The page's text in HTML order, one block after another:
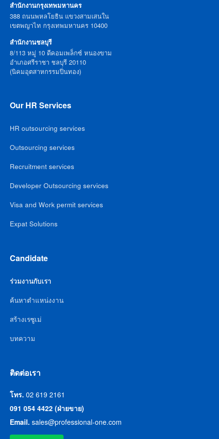
สำนักงานกรุงเทพมหานคร
388 ถนนพหลโยธิน แขวงสามเสนใน
เขตพญาไท กรุงเทพมหานคร 10400
สำนักงานชลบุรี
8/113 หมู่ 10 ดีคอมเพล็กซ์ หนองขาม
อำเภอศรีราชา ชลบุรี 20110
(นิคมอุตสาหกรรมปิ่นทอง)
Our HR Services
HR outsourcing services
Outsourcing services
Recruitment services
Developer Outsourcing services
Visa and Work permit services
Expat Solutions
Candidate
ร่วมงานกับเรา
ค้นหาตำแหน่งงาน
สร้างเรซูเม่
บทความ
ติดต่อเรา
โทร. 02 619 2161
091 054 4422 (ฝ่ายขาย)
Email. sales@professional-one.com